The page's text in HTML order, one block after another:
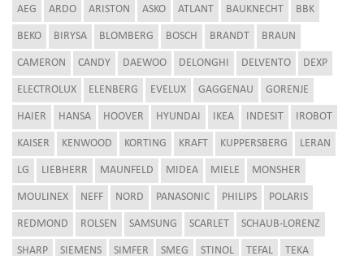
AEG ARDO ARISTON ASKO ATLANT BAUKNECHT BBK
BEKO BIRYSA BLOMBERG BOSCH BRANDT BRAUN
CAMERON CANDY DAEWOO DELONGHI DELVENTO DEXP
ELECTROLUX ELENBERG EVELUX GAGGENAU GORENJE
HAIER HANSA HOOVER HYUNDAI IKEA INDESIT IROBOT
KAISER KENWOOD KORTING KRAFT KUPPERSBERG LERAN
LG LIEBHERR MAUNFELD MIDEA MIELE MONSHER
MOULINEX NEFF NORD PANASONIC PHILIPS POLARIS
REDMOND ROLSEN SAMSUNG SCARLET SCHAUB-LORENZ
SHARP SIEMENS SIMFER SMEG STINOL TEFAL TEKA